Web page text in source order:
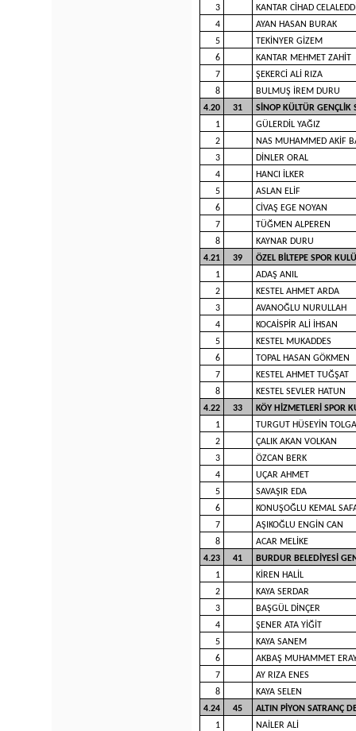
3
KANTAR CİHAD
4
AYAN HASAN BURAK
5
TEKİNYER GİZEM
6
KANTAR MEHMET ZAHİT
7
ŞEKERCİ ALİ RIZA
8
BULMUŞ İREM DURU
4.20
31
SİNOP KÜLTÜR GENÇLİK
1
GÜLERDİL YAĞIZ
2
NAS MUHAMMED AKİF
3
DİNLER ORAL
4
HANCI İLKER
5
ASLAN ELİF
6
CİVAŞ EGE NOYAN
7
TÜĞMEN ALPEREN
8
KAYNAR DURU
4.21
39
ÖZEL BİLTEPE SPOR
1
ADAŞ ANIL
2
KESTEL AHMET ARDA
3
AVANOĞLU NURULLAH
4
KOCAİSPİR ALİ İHSAN
5
KESTEL MUKADDES
6
TOPAL HASAN GÖKMEN
7
KESTEL AHMET TUĞŞAT
8
KESTEL SEVLER HATUN
4.22
33
KÖY HİZMETLERİ SPOR
1
TURGUT HÜSEYİN TOLGA
2
ÇALIK AKAN VOLKAN
3
ÖZCAN BERK
4
UÇAR AHMET
5
SAVAŞIR EDA
6
KONUŞOĞLU KEMAL
7
AŞIKOĞLU ENGİN CAN
8
ACAR MELİKE
4.23
41
BURDUR BELEDİYESİ
1
KİREN HALİL
2
KAYA SERDAR
3
BAŞGÜL DİNÇER
4
ŞENER ATA YİĞİT
5
KAYA SANEM
6
AKBAŞ MUHAMMET
7
AY RIZA ENES
8
KAYA SELEN
4.24
45
ALTIN PİYON SATRANÇ
1
NAİLER ALİ